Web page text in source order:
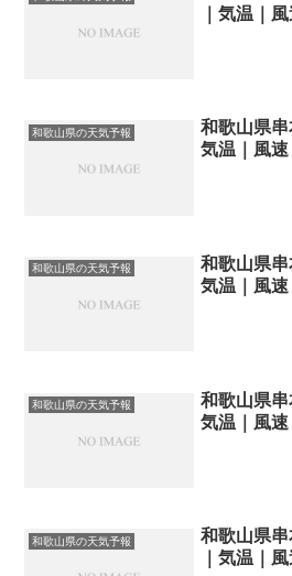
｜気温｜
和歌山県の天気予報
和歌山県串
気温｜風速
和歌山県の天気予報
和歌山県串
気温｜風速
和歌山県の天気予報
和歌山県串
気温｜風速
和歌山県の天気予報
和歌山県
｜気温｜